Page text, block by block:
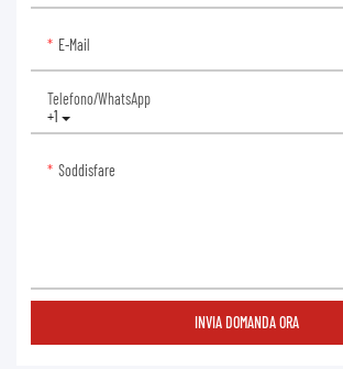
E-Mail
+1
Telefono/WhatsApp
Soddisfare
INVIA DOMANDA ORA